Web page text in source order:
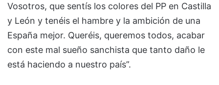
Vosotros, que sentís los colores del PP en Castilla
y León y tenéis el hambre y la ambición de una
España mejor. Queréis, queremos todos, acabar
con este mal sueño sanchista que tanto daño le
está haciendo a nuestro país”.